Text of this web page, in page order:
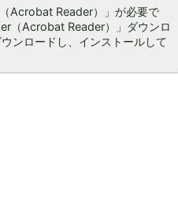
Acrobat Reader）」が必要で
（Acrobat Reader）」ダウンロ
ンロードし、インストールして